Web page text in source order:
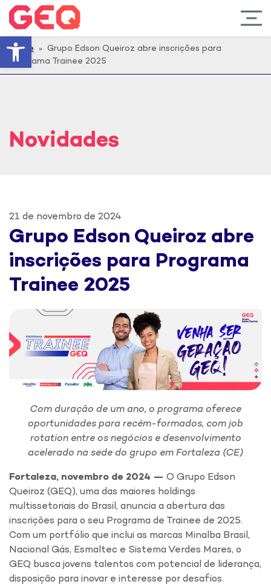
Home » Grupo Edson Queiroz abre inscrições para
Programa Trainee 2025
Novidades
21 de novembro de 2024
Grupo Edson Queiroz abre
inscrições para Programa
Trainee 2025
Com duração de um ano, o programa oferece
oportunidades para recém-formados, com job
rotation entre os negócios e desenvolvimento
acelerado na sede do grupo em Fortaleza (CE)
Fortaleza, novembro de 2024 — O Grupo Edson
Queiroz (GEQ), uma das maiores holdings
multissetoriais do Brasil, anuncia a abertura das
inscrições para o seu Programa de Trainee de 2025.
Com um portfólio que inclui as marcas Minalba Brasil,
Nacional Gás, Esmaltec e Sistema Verdes Mares, o
GEQ busca jovens talentos com potencial de liderança,
disposição para inovar e interesse por desafios.
Barra de Ferramentas